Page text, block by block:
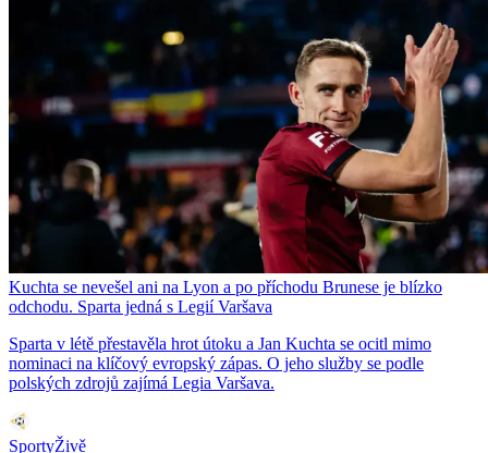
Kuchta se nevešel ani na Lyon a po příchodu Brunese je blízko
odchodu. Sparta jedná s Legií Varšava
Sparta v létě přestavěla hrot útoku a Jan Kuchta se ocitl mimo
nominaci na klíčový evropský zápas. O jeho služby se podle
polských zdrojů zajímá Legia Varšava.
SportyŽivě